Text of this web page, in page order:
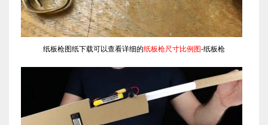
纸板枪图纸下载可以查看详细的纸板枪尺寸比例图-纸板枪